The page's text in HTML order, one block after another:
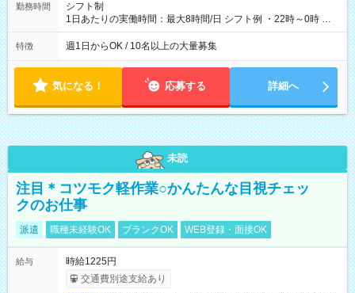
勤務時間
シフト制
1日あたりの実働時間：最大8時間/日 シフト例 ・22時～0時 入
社後、就業可能シフトをご確認の上、申請してください。
特徴 週1日からOK / 10名以上の大量募集
気になる！ 応募する 詳細へ
未読
注目＊コツモク軽作業○かんたんな目視チェッ
クのお仕事
派遣 職種未経験OK ブランクOK WEB登録・面接OK
給与
時給1225円
交通費別途支給あり